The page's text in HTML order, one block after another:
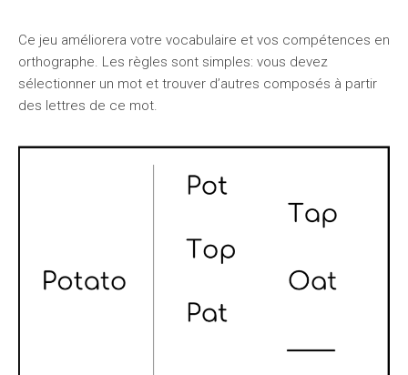
Ce jeu améliorera votre vocabulaire et vos compétences en
orthographe. Les règles sont simples: vous devez
sélectionner un mot et trouver d’autres composés à partir
des lettres de ce mot.